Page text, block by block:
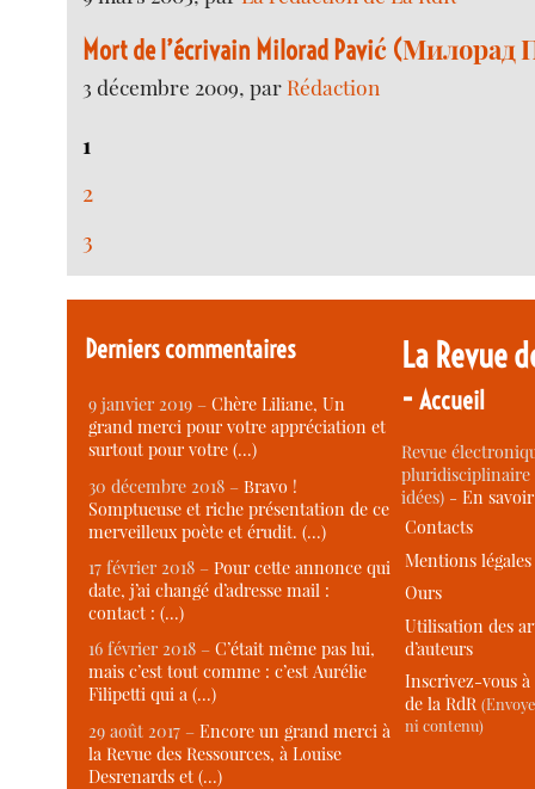
Mort de l’écrivain Milorad Pavić
3 décembre 2009, par Rédaction
1
2
3
Derniers commentaires
9 janvier 2019 –Chère Liliane, Un
grand merci pour votre appréciation et
surtout pour votre (…)
30 décembre 2018 –Bravo !
Somptueuse et riche présentation de ce
merveilleux poète et érudit. (…)
17 février 2018 –Pour cette annonce qui
date, j’ai changé d’adresse mail :
contact : (…)
16 février 2018 –C’était même pas lui,
mais c’est tout comme : c’est Aurélie
Filipetti qui a (…)
29 août 2017 –Encore un grand merci à
la Revue des Ressources, à Louise
Desrenards et (…)
La Revue
-Accueil
Revue
idées) -En
Contacts
Mentions légales
Ours
Utilisation des
d’auteurs
Inscrivez-vous
de la RdR
ni contenu)